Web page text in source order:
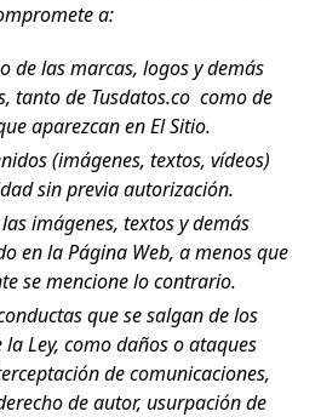
a:
de las marcas, logos y demás
tanto de Tusdatos.co como de
aparezcan en El Sitio.
(imágenes, textos, vídeos)
sin previa autorización.
imágenes, textos y demás
en la Página Web, a menos que
se mencione lo contrario.
que se salgan de los
Ley, como daños o ataques
de comunicaciones,
de autor, usurpación de